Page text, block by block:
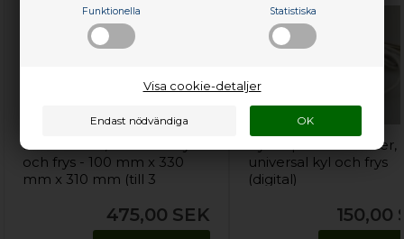
Funktionella Statistiska
Visa cookie-detaljer
Flaskhållare, universal kyl
och frys - 100 mm x 330
mm x 310 mm (till 3
475,00 SEK
Kylskåpstermometer,
universal kyl och frys
(digital)
150,00